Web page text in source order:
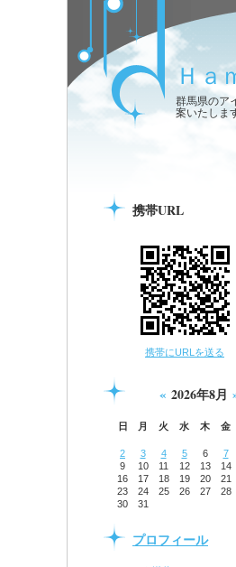
Ｈａ
群馬県のア
案いたしま
携帯URL
携帯にURLを送る
« 2026年8月
日 月 火 水 木 金
2
3 4 5 6 7
9
10 11 12 13 14
16
17 18 19 20 21
23
24 25 26 27 28
30
31
プロフィール